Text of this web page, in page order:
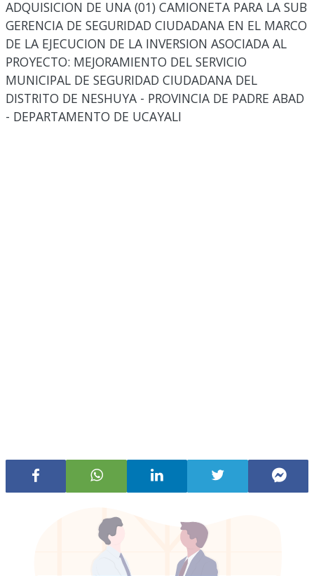
ADQUISICION DE UNA (01) CAMIONETA PARA LA SUB
GERENCIA DE SEGURIDAD CIUDADANA EN EL MARCO
DE LA EJECUCION DE LA INVERSION ASOCIADA AL
PROYECTO: MEJORAMIENTO DEL SERVICIO
MUNICIPAL DE SEGURIDAD CIUDADANA DEL
DISTRITO DE NESHUYA - PROVINCIA DE PADRE ABAD
- DEPARTAMENTO DE UCAYALI